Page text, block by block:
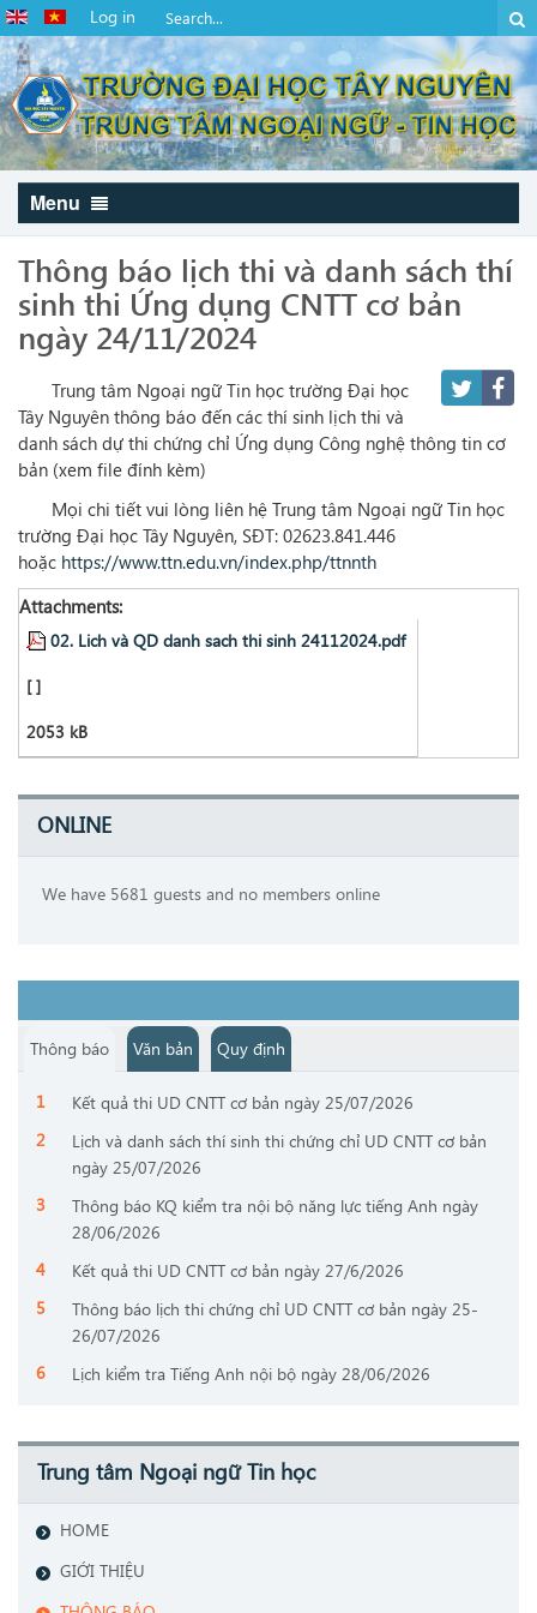
Log in
Menu
Thông báo lịch thi và danh sách thí
sinh thi Ứng dụng CNTT cơ bản
ngày 24/11/2024
Trung tâm Ngoại ngữ Tin học trường Đại học
Tây Nguyên thông báo đến các thí sinh lịch thi và
danh sách dự thi chứng chỉ Ứng dụng Công nghệ thông tin cơ
bản (xem file đính kèm)
Mọi chi tiết vui lòng liên hệ Trung tâm Ngoại ngữ Tin học
trường Đại học Tây Nguyên, SĐT: 02623.841.446
hoặc https://www.ttn.edu.vn/index.php/ttnnth
Attachments:
02. Lich và QD danh sach thi sinh 24112024.pdf
[ ]
2053 kB
ONLINE
We have 5681 guests and no members online
Thông báo Văn bản Quy định
Kết quả thi UD CNTT cơ bản ngày 25/07/2026
Lịch và danh sách thí sinh thi chứng chỉ UD CNTT cơ bản
ngày 25/07/2026
Thông báo KQ kiểm tra nội bộ năng lực tiếng Anh ngày
28/06/2026
Kết quả thi UD CNTT cơ bản ngày 27/6/2026
Thông báo lịch thi chứng chỉ UD CNTT cơ bản ngày 25-
26/07/2026
Lịch kiểm tra Tiếng Anh nội bộ ngày 28/06/2026
Trung tâm Ngoại ngữ Tin học
HOME
GIỚI THIỆU